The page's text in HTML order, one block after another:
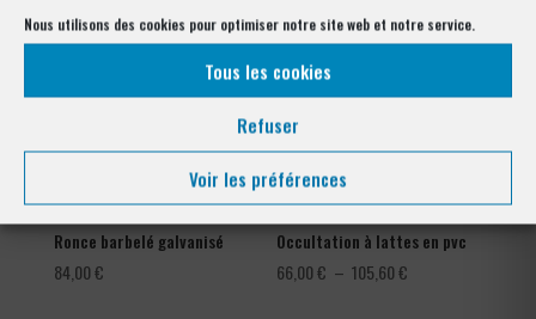
Nous utilisons des cookies pour optimiser notre site web et notre service.
Tous les cookies
Refuser
Voir les préférences
Ronce barbelé galvanisé
84,00€
Occultation à lattes en pvc
66,00€ – 105,60€